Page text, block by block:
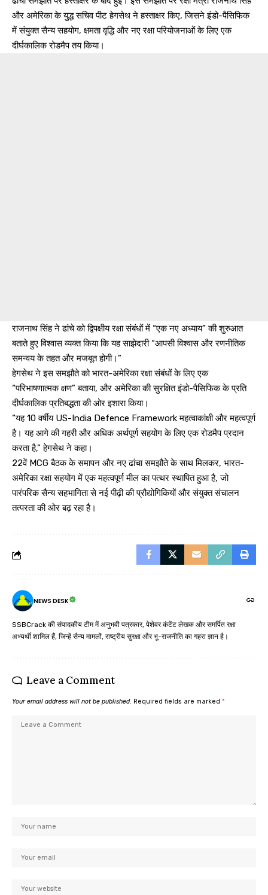
और अमेरिका के युद्ध सचिव पीट हेगसेथ ने हस्ताक्षर किए, जिसने इंडो-पैसिफिक
में संयुक्त सैन्य सहयोग, क्षमता वृद्धि और नए रक्षा परियोजनाओं के लिए एक
दीर्घकालिक रोडमैप तय किया।
राजनाथ सिंह ने ढांचे को द्विपक्षीय रक्षा संबंधों में “एक नए अध्याय” की शुरुआत
बताते हुए विश्वास व्यक्त किया कि यह साझेदारी “आपसी विश्वास और रणनीतिक
समन्वय के तहत और मजबूत होगी।”
हेगसेथ ने इस समझौते को भारत-अमेरिका रक्षा संबंधों के लिए एक
“परिभाषणात्मक क्षण” बताया, और अमेरिका की सुरक्षित इंडो-पैसिफिक के प्रति
दीर्घकालिक प्रतिबद्धता की ओर इशारा किया।
“यह 10 वर्षीय US-India Defence Framework महत्वाकांक्षी और महत्वपूर्ण
है। यह आगे की गहरी और अधिक अर्थपूर्ण सहयोग के लिए एक रोडमैप प्रदान
करता है,” हेगसेथ ने कहा।
22वें MCG बैठक के समापन और नए ढांचा समझौते के साथ मिलकर, भारत-
अमेरिका रक्षा सहयोग में एक महत्वपूर्ण मील का पत्थर स्थापित हुआ है, जो
पारंपरिक सैन्य सहभागिता से नई पीढ़ी की प्रौद्योगिकियों और संयुक्त संचालन
तत्परता की ओर बढ़ रहा है।
NEWS DESK
SSBCrack की संपादकीय टीम में अनुभवी पत्रकार, पेशेवर कंटेंट लेखक और समर्पित रक्षा
अभ्यर्थी शामिल हैं, जिन्हें सैन्य मामलों, राष्ट्रीय सुरक्षा और भू-राजनीति का गहरा ज्ञान है।
Leave a Comment
Your email address will not be published. Required fields are marked *